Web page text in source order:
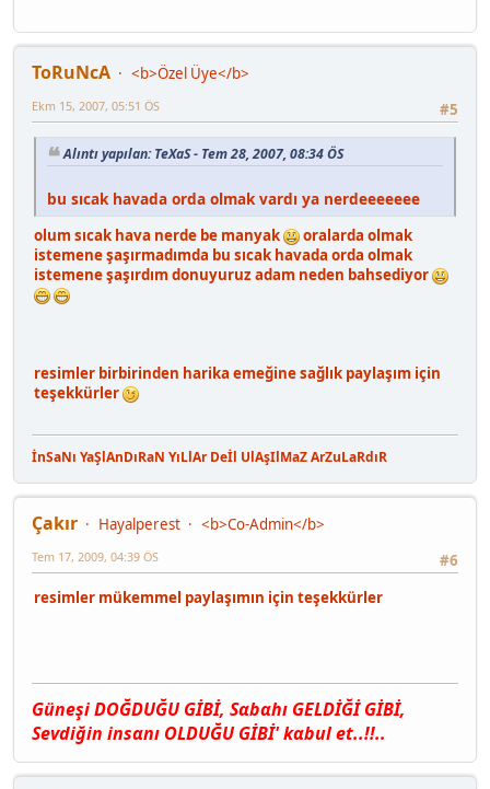
ToRuNcA
<b>Özel Üye</b>
#5
Ekm 15, 2007, 05:51 ÖS
Alıntı yapılan: TeXaS - Tem 28, 2007, 08:34 ÖS
bu sıcak havada orda olmak vardı ya nerdeeeeeee
olum sıcak hava nerde be manyak
oralarda olmak
istemene şaşırmadımda bu sıcak havada orda olmak
istemene şaşırdım donuyuruz adam neden bahsediyor
resimler birbirinden harika emeğine sağlık paylaşım için
teşekkürler
İnSaNı YaŞlAnDıRaN YıLlAr Deİl UlAşIlMaZ ArZuLaRdıR
Çakır Hayalperest
<b>Co-Admin</b>
#6
Tem 17, 2009, 04:39 ÖS
resimler mükemmel paylaşımın için teşekkürler
Güneşi DOĞDUĞU GİBİ, Sαbαhı GELDİĞİ GİBİ,
Sevdiğin insαnı OLDUĞU GİBİ' kαbul et..!!..